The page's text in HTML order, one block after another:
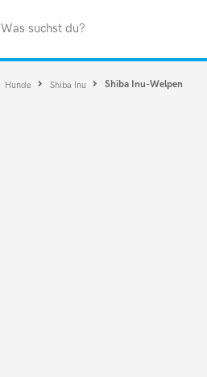
Was suchst du?
Hunde Shiba Inu Shiba Inu-Welpen